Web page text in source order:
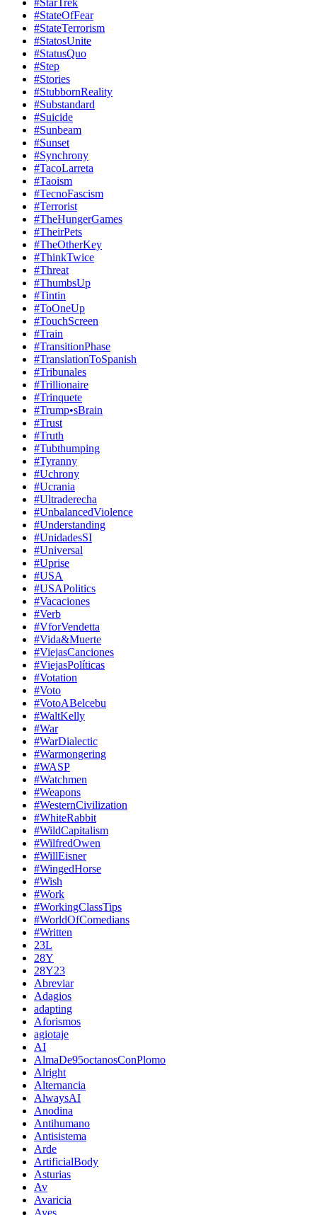
#StarTrek
#StateOfFear
#StateTerrorism
#StatosUnite
#StatusQuo
#Step
#Stories
#StubbornReality
#Substandard
#Suicide
#Sunbeam
#Sunset
#Synchrony
#TacoLarreta
#Taoism
#TecnoFascism
#Terrorist
#TheHungerGames
#TheirPets
#TheOtherKey
#ThinkTwice
#Threat
#ThumbsUp
#Tintin
#ToOneUp
#TouchScreen
#Train
#TransitionPhase
#TranslationToSpanish
#Tribunales
#Trillionaire
#Trinquete
#Trump•sBrain
#Trust
#Truth
#Tubthumping
#Tyranny
#Uchrony
#Ucrania
#Ultraderecha
#UnbalancedViolence
#Understanding
#UnidadesSI
#Universal
#Uprise
#USA
#USAPolitics
#Vacaciones
#Verb
#VforVendetta
#Vida&Muerte
#ViejasCanciones
#ViejasPolíticas
#Votation
#Voto
#VotoABelcebu
#WaltKelly
#War
#WarDialectic
#Warmongering
#WASP
#Watchmen
#Weapons
#WesternCivilization
#WhiteRabbit
#WildCapitalism
#WilfredOwen
#WillEisner
#WingedHorse
#Wish
#Work
#WorkingClassTips
#WorldOfComedians
#Written
23L
28Y
28Y23
Abreviar
Adagios
adapting
Aforismos
agiotaje
AI
AlmaDe95octanosConPlomo
Alright
Alternancia
AlwaysAI
Anodina
Antihumano
Antisistema
Arde
ArtificialBody
Asturias
Av
Avaricia